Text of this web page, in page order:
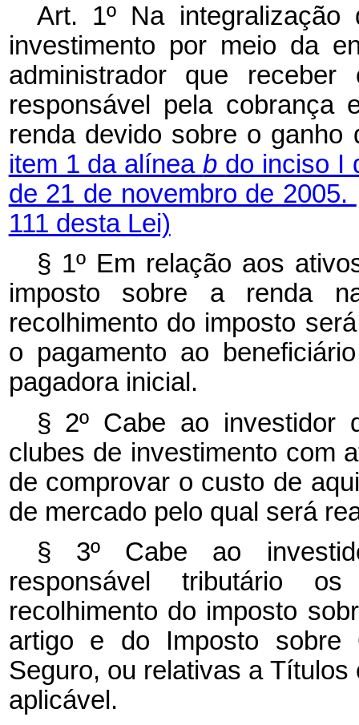
Art. 1º Na
investimento por meio da
administrador que
responsável pela cobrança
renda devido sobre o
item 1 da alíneab do inciso I
de 21 de novembro de 2005.
111 desta Lei)
§ 1º Em relação aos
imposto sobre a renda
recolhimento do imposto
o pagamento ao
pagadora inicial.
§ 2º Cabe ao investidor
clubes de investimento com
de comprovar o custo de
de mercado pelo qual será
§ 3º Cabe ao
responsável tributário
recolhimento do imposto
artigo e do Imposto sobre
Seguro, ou relativas a
aplicável.